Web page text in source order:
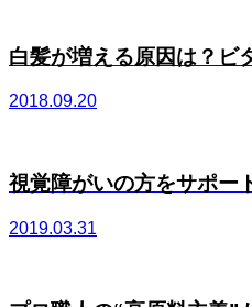
白髪が増える原因は？ビ
2018.09.20
視覚障がいの方をサポー
2019.03.31